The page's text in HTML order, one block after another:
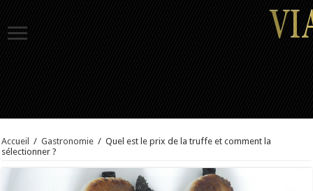
Accueil / Gastronomie / Quel est le prix de la truffe et comment la
sélectionner ?